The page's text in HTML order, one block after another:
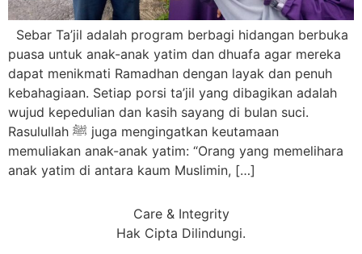
Sebar Ta’jil adalah program berbagi hidangan berbuka
puasa untuk anak-anak yatim dan dhuafa agar mereka
dapat menikmati Ramadhan dengan layak dan penuh
kebahagiaan. Setiap porsi ta’jil yang dibagikan adalah
wujud kepedulian dan kasih sayang di bulan suci.
Rasulullah ﷺ juga mengingatkan keutamaan
memuliakan anak-anak yatim: “Orang yang memelihara
anak yatim di antara kaum Muslimin, […]
Care & Integrity
Hak Cipta Dilindungi.